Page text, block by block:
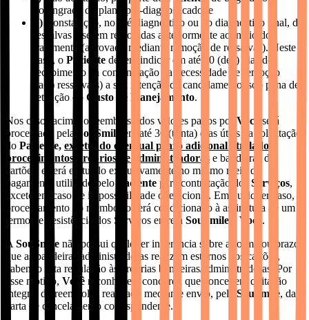
downgrade do plano pré-diagnosticado; e
d)
Constatação, no pré-diagnóstico ou no diagnóstico final, de
ressalvas a serem removidas anteriormente ao início do
tratamento (aprovado mediante remoção de ressalvas). Neste
caso, o Paciente deverá indicar em até 10 (dez) dias do
recebimento da comunicação da necessidade de remoção
da(s) ressalva(s) a sua intenção de cancelamento, sob pena de
retenção do Custo de Planejamento.
Nos casos acima, o reembolso dos valores pagos por
Você
será
processado pela
SouSmile
em até 30 (trinta) dias úteis da solicitação
do Paciente, excetuado eventual prazo adicional atrelado a
procedimentos próprios de administradoras e bandeiras de
cartões, e será efetuado exclusivamente no mesmo meio de
pagamento utilizado pelo
Paciente para contratação dos Serviços,
exceto em caso de impossibilidade operacional. Em qualquer caso, o
processamento do reembolso será condicionado à assinatura de um
termo de desistência dos Serviços entre a SouSmile Você .
A SouSmile não possui qualquer ingerência sobre a forma ou prazo
que as bandeiras/administradoras realizam estornos nos cartões,
cabendo esta regulação às próprias bandeiras/administradoras. Por
esse motivo, Você reconhece e concorda que concederá quitação
integral do reembolso realizado mediante envio, pela SouSmile, da
carta de cancelamento correspondente.